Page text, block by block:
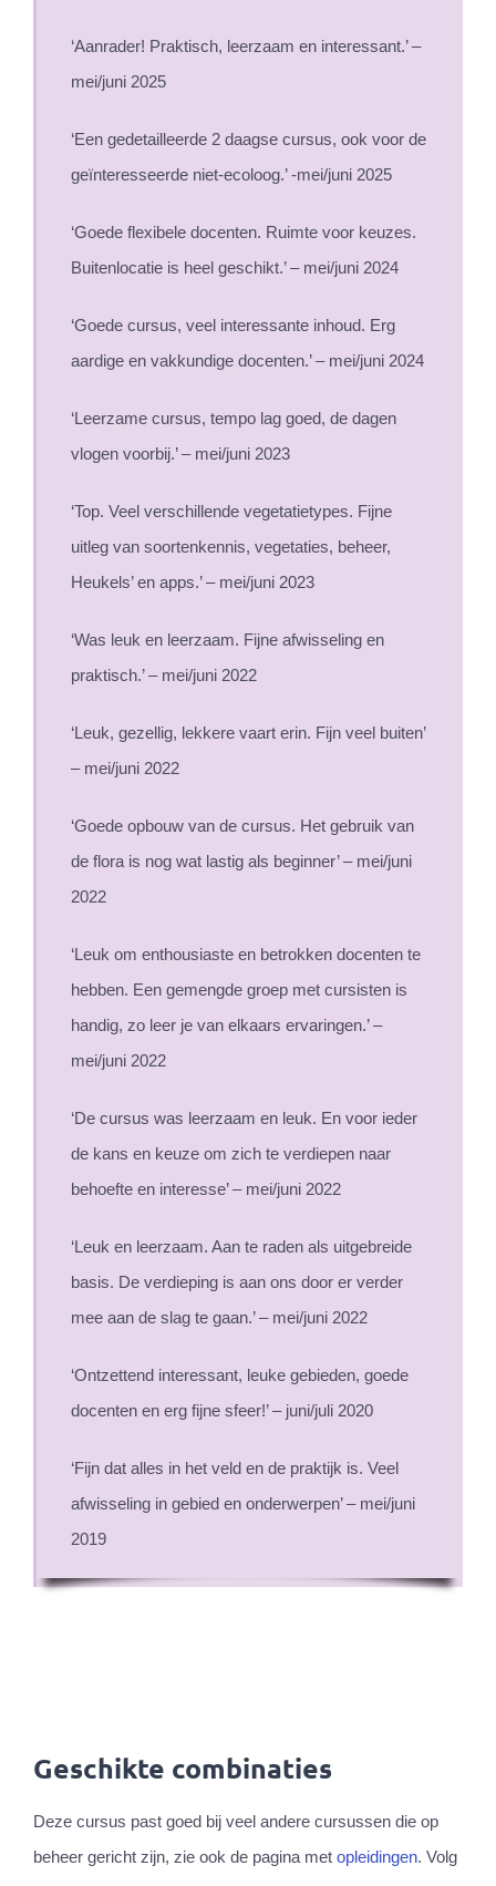
‘Aanrader! Praktisch, leerzaam en interessant.’ –
mei/juni 2025
‘Een gedetailleerde 2 daagse cursus, ook voor de
geïnteresseerde niet-ecoloog.’ -mei/juni 2025
‘Goede flexibele docenten. Ruimte voor keuzes.
Buitenlocatie is heel geschikt.’ – mei/juni 2024
‘Goede cursus, veel interessante inhoud. Erg
aardige en vakkundige docenten.’ – mei/juni 2024
‘Leerzame cursus, tempo lag goed, de dagen
vlogen voorbij.’ – mei/juni 2023
‘Top. Veel verschillende vegetatietypes. Fijne
uitleg van soortenkennis, vegetaties, beheer,
Heukels’ en apps.’ – mei/juni 2023
‘Was leuk en leerzaam. Fijne afwisseling en
praktisch.’ – mei/juni 2022
‘Leuk, gezellig, lekkere vaart erin. Fijn veel buiten’
– mei/juni 2022
‘Goede opbouw van de cursus. Het gebruik van
de flora is nog wat lastig als beginner’ – mei/juni
2022
‘Leuk om enthousiaste en betrokken docenten te
hebben. Een gemengde groep met cursisten is
handig, zo leer je van elkaars ervaringen.’ –
mei/juni 2022
‘De cursus was leerzaam en leuk. En voor ieder
de kans en keuze om zich te verdiepen naar
behoefte en interesse’ – mei/juni 2022
‘Leuk en leerzaam. Aan te raden als uitgebreide
basis. De verdieping is aan ons door er verder
mee aan de slag te gaan.’ – mei/juni 2022
‘Ontzettend interessant, leuke gebieden, goede
docenten en erg fijne sfeer!’ – juni/juli 2020
‘Fijn dat alles in het veld en de praktijk is. Veel
afwisseling in gebied en onderwerpen’ – mei/juni
2019
Geschikte combinaties
Deze cursus past goed bij veel andere cursussen die op
beheer gericht zijn, zie ook de pagina met opleidingen. Volg